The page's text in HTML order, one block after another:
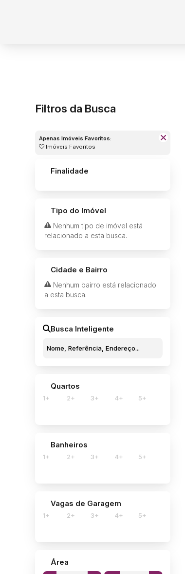
Filtros da Busca
Apenas Imóveis Favoritos:
Imóveis Favoritos
Finalidade
Tipo do Imóvel
Nenhum tipo de imóvel está
relacionado a esta busca.
Cidade e Bairro
Nenhum bairro está relacionado
a esta busca.
Busca Inteligente
Quartos
1+ 2+ 3+ 4+ 5+
Banheiros
1+ 2+ 3+ 4+ 5+
Vagas de Garagem
1+ 2+ 3+ 4+ 5+
Área